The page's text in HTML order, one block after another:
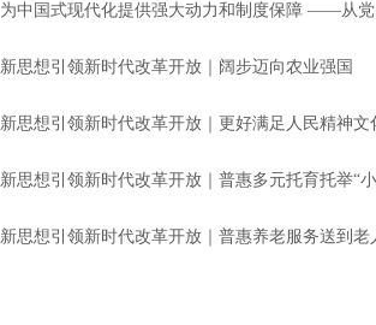
为中国式现代化提供强大动力和制度保障 ——从
新思想引领新时代改革开放｜阔步迈向农业强国
新思想引领新时代改革开放｜更好满足人民精神
新思想引领新时代改革开放｜普惠多元托育托举“
新思想引领新时代改革开放｜普惠养老服务送到